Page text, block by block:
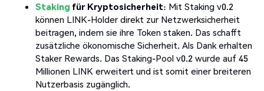
Staking für Kryptosicherheit: Mit Staking v0.2
können LINK-Holder direkt zur Netzwerksicherheit
beitragen, indem sie ihre Token staken. Das schafft
zusätzliche ökonomische Sicherheit. Als Dank erhalten
Staker Rewards. Das Staking-Pool v0.2 wurde auf 45
Millionen LINK erweitert und ist somit einer breiteren
Nutzerbasis zugänglich.